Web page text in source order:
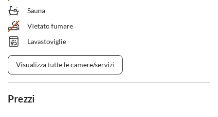
Sauna
Vietato fumare
Lavastoviglie
Visualizza tutte le camere/servizi
Prezzi